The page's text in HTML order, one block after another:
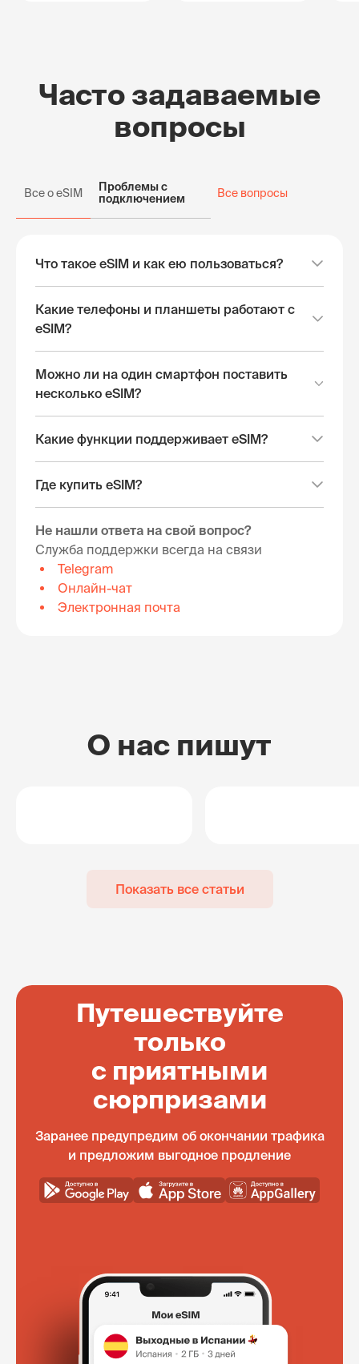
Часто задаваемые
вопросы
Все о eSIM
Проблемы с
подключением
Все вопросы
Что такое eSIM и как ею пользоваться?
Какие телефоны и планшеты работают с
eSIM?
Можно ли на один смартфон поставить
несколько eSIM?
Какие функции поддерживает eSIM?
Где купить eSIM?
Не нашли ответа на свой вопрос?
Служба поддержки всегда на связи
Telegram
Онлайн-чат
Электронная почта
О нас пишут
Показать все статьи
Путешествуйте
только
с приятными
сюрпризами
Заранее предупредим об окончании трафика
и предложим выгодное продление